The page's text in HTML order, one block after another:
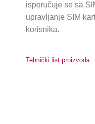
isporučuje se sa
upravljanje SIM
korisnika.
Tehnički list proizvoda